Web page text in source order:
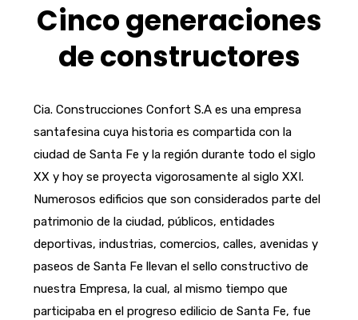
Cinco generaciones
de constructores
Cia. Construcciones Confort S.A es una empresa
santafesina cuya historia es compartida con la
ciudad de Santa Fe y la región durante todo el siglo
XX y hoy se proyecta vigorosamente al siglo XXI.
Numerosos edificios que son considerados parte del
patrimonio de la ciudad, públicos, entidades
deportivas, industrias, comercios, calles, avenidas y
paseos de Santa Fe llevan el sello constructivo de
nuestra Empresa, la cual, al mismo tiempo que
participaba en el progreso edilicio de Santa Fe, fue